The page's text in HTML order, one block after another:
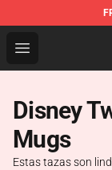
Open menu
Twisted
Disney
Mugs
Estas tazas son